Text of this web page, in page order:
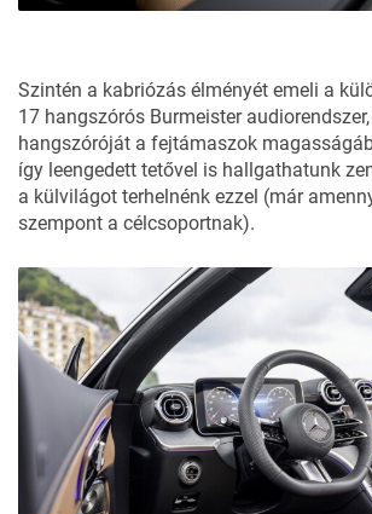
Szintén a kabriózás élményét emeli a
17 hangszórós Burmeister audiorendszer,
hangszóróját a fejtámaszok
így leengedett tetővel is hallgathatunk